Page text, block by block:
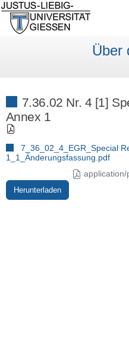
Über
7.36.02 Nr. 4 [1]
Annex 1
7_36_02_4_EGR_Special
1_1_Änderungsfassung.pdf
application/
Herunterladen